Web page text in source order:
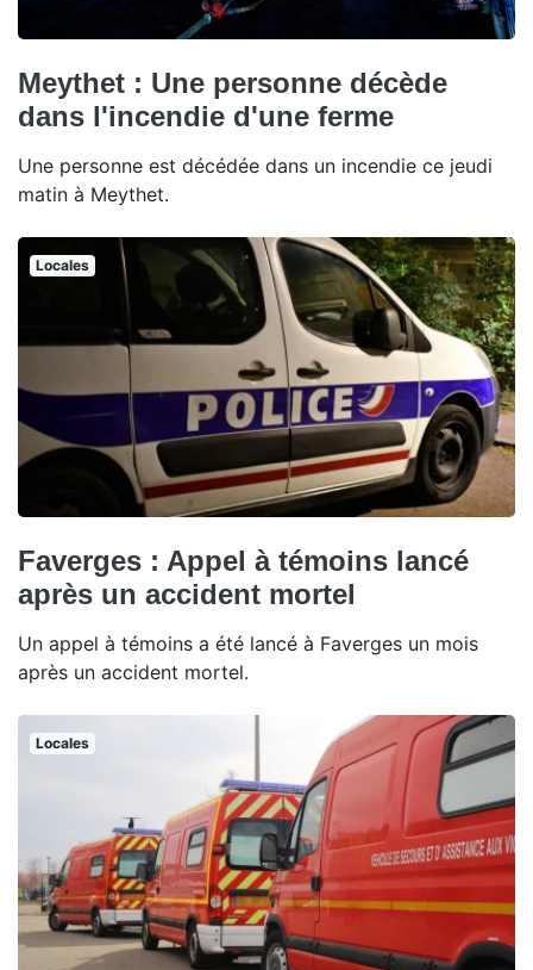
Meythet : Une personne décède
dans l'incendie d'une ferme
Une personne est décédée dans un incendie ce jeudi
matin à Meythet.
Locales
Faverges : Appel à témoins lancé
après un accident mortel
Un appel à témoins a été lancé à Faverges un mois
après un accident mortel.
Locales